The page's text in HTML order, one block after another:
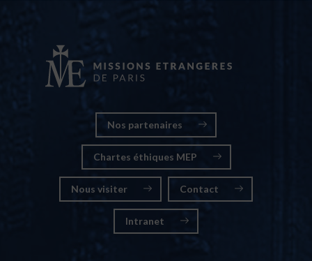
Nos partenaires
Chartes éthiques MEP
Nous visiter Contact
Intranet